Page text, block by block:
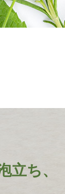
立ち、